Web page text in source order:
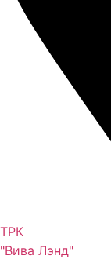
ТРК
"Вива Лэнд"